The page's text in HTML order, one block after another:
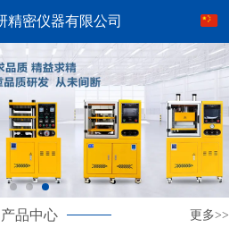
精密仪器有限公司
产品中心 更多>>